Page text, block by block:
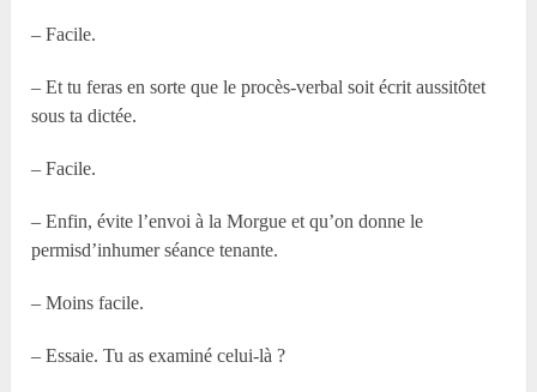
– Facile.
– Et tu feras en sorte que le procès-verbal soit écrit aussitôtet
sous ta dictée.
– Facile.
– Enfin, évite l’envoi à la Morgue et qu’on donne le
permisd’inhumer séance tenante.
– Moins facile.
– Essaie. Tu as examiné celui-là ?